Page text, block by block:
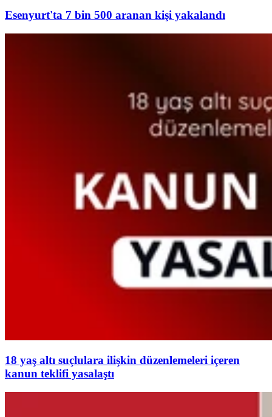
Esenyurt'ta 7 bin 500 aranan kişi yakalandı
18 yaş altı suçlulara ilişkin düzenlemeleri içeren
kanun teklifi yasalaştı